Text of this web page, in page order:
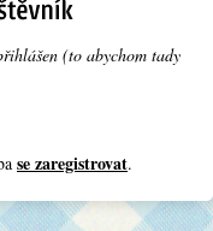
(to abychom tady
se zaregistrovat.